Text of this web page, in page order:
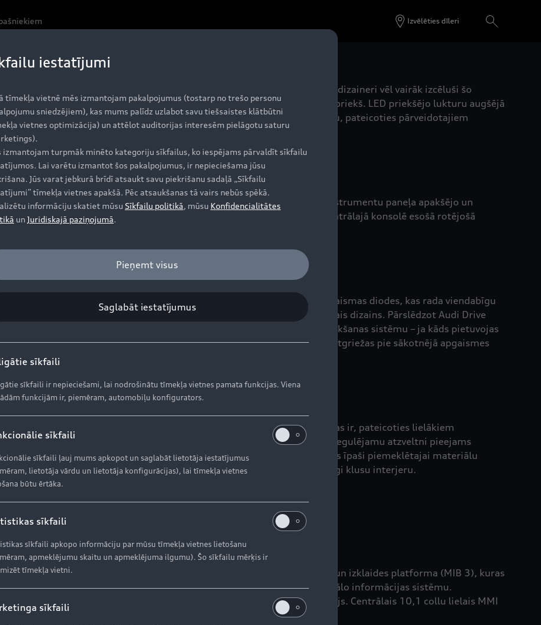
Izvēlēties dīleri
vēl atšķirīgāks
ar tā jaudu, izturību un drošību. Veicot eksterjera atjauninājumu, Audi dizaineri vēl vairāk izcēluši šo
Singleframe radiatora reste tagad ir “seklāka” un šķiet platāka nekā iepriekš. LED priekšējo lukturu augšējā
no sāniem, Q5 tagad ieguvis vieglāku izskatu ar lielāku klīrensu, pateicoties pārveidotajiem
un viegluma sajūtu salonā. Apdares elegantais plūdums atdala instrumentu paneļa apakšējo un
skārienjutīgajam ekrānam ar akustisko atbildes reakciju. Iepriekš centrālajā konsolē esošā rotējošā
atrodas mantu uzglabāšanas nodalījums.
aizmugurējos lukturos
paaudzes OLED apgaismes tehnoloģija. OLED ir efektīvas organiskās gaismas diodes, kas rada viendabīgu
aizmugurējo lukturu apgaismes veidiem, no kuriem katram ir savs īpašais dizains. Pārslēdzot Audi Drive
veidu. OLED aizmugurējo lukturu grupa aprīkota arī ar tuvuma noteikšanas sistēmu – ja kāds pietuvojas
attālumā, iedegas viss OLED segments. Kad Q5 uzsāk kustību, tas atgriežas pie sākotnējā apgaismes
par 19 milimetriem vairāk nekā iepriekšējam modelim – galvenokārt tas ir, pateicoties lielākiem
interjera proporcijas. Audi bīdāmais aizmugurējais sēdeklis ar regulējamu atzveltni pieejams
atkarībā no krēslu izkārtojuma ir no 550 līdz 1550 litriem. Pateicoties īpaši piemeklētajai materiālu
šajā segmentā. Savukārt uzlabotā aeroakustika nodrošina pirmšķirīgi klusu interjeru.
izcila savienojamība
ir jauna galvenā platforma – trešās paaudzes modulārā informācijas un izklaides platforma (MIB 3), kuras
modelī. Tās pamatā ir tradicionāls instrumentu panelis ar centrālo informācijas sistēmu.
Virtual Cockpit Plus – augstākās izšķirtspējas 12,3 collu digitālais displejs. Centrālais 10,1 collu lielais MMI
iestatījumi
tīmekļa vietnē mēs izmantojam pakalpojumus (tostarp no trešo personu
sniedzējiem), kas mums palīdz uzlabot savu tiešsaistes klātbūtni
vietnes optimizācija) un attēlot auditorijas interesēm pielāgotu saturu
izmantojam turpmāk minēto kategoriju sīkfailus, ko iespējams pārvaldīt sīkfailu
Lai varētu izmantot šos pakalpojumus, ir nepieciešama jūsu
Jūs varat jebkurā brīdī atsaukt savu piekrišanu sadaļā „Sīkfailu
tīmekļa vietnes apakšā. Pēc atsaukšanas tā vairs nebūs spēkā.
informāciju skatiet mūsu Sīkfailu politikā, mūsu Konfidencialitātes
unJuridiskajā paziņojumā.
Pieņemt visus
Saglabāt iestatījumus
sīkfaili
sīkfaili ir nepieciešami, lai nodrošinātu tīmekļa vietnes pamata funkcijas. Viena
funkcijām ir, piemēram, automobiļu konfigurators.
sīkfaili
sīkfaili ļauj mums apkopot un saglabāt lietotāja iestatījumus
lietotāja vārdu un lietotāja konfigurācijas), lai tīmekļa vietnes
būtu ērtāka.
sīkfaili
sīkfaili apkopo informāciju par mūsu tīmekļa vietnes lietošanu
apmeklējumu skaitu un apmeklējuma ilgumu). Šo sīkfailu mērķis ir
tīmekļa vietni.
sīkfaili